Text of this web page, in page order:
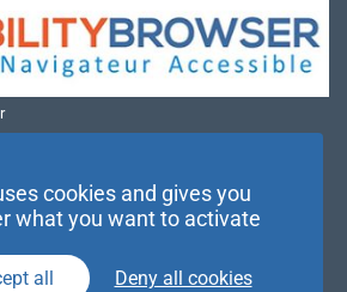
Windows
Mac
cookies and gives you
what you want to activate
all Deny all cookies